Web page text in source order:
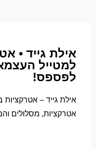
אילת גייד •
למטייל
לפספס!
אטרקציות, מסלולים